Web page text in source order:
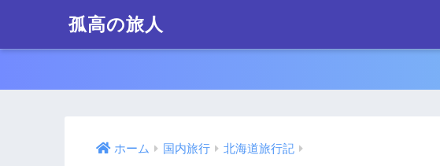
孤高の旅人
ホーム 国内旅行 北海道旅行記